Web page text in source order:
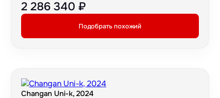
2 286 340 ₽
Подобрать похожий
Changan Uni-k, 2024